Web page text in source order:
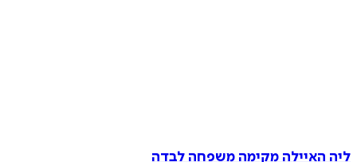
ליה האיילה מקימה משפחה לבדה